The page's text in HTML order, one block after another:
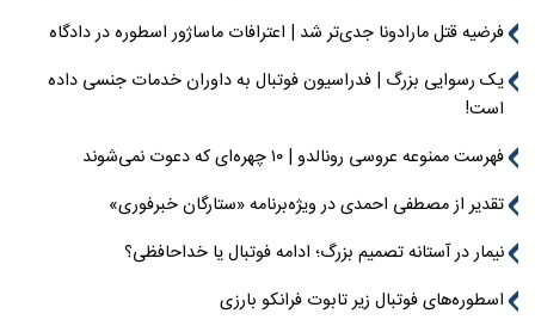
فرضیه قتل مارادونا جدی‌تر شد | اعترافات ماساژور اسطوره در دادگاه
یک رسوایی بزرگ | فدراسیون فوتبال به داوران خدمات جنسی داده
است!
فهرست ممنوعه عروسی رونالدو | ۱۰ چهره‌ای که دعوت نمی‌شوند
تقدیر از مصطفی احمدی در ویژه‌برنامه «ستارگان خبرفوری»
نیمار در آستانه تصمیم بزرگ؛ ادامه فوتبال یا خداحافظی؟
اسطوره‌های فوتبال زیر تابوت فرانکو بارزی